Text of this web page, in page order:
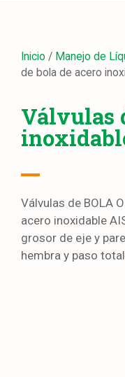
Inicio / Manejo de
de bola de acero
Válvulas
Válvulas de BOLA
acero inoxidable
grosor de eje y
hembra y paso total.